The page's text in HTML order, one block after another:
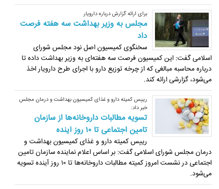
برای ارائه گزارش درباره دارویار
مجلس به وزیر بهداشت سه هفته فرصت
داد
سخنگوی کمیسیون اصل نود مجلس شورای
اسلامی گفت: این کمیسیون فرصت سه هفته‌ای به وزیر بهداشت داده تا
درباره محاسبه مبالغی که از چرخه توزیع دارو با اجرای طرح دارویار اخذ
می‌شود، گزارشی ارائه کند.
رییس کمیته دارو و غذای کمیسیون بهداشت و درمان مجلس
خبر داد:
تسویه مطالبات داروخانه‌ها از سازمان
تامین اجتماعی تا ۱۰ روز آینده
رییس کمیته دارو و غذای کمیسیون بهداشت و
درمان مجلس شورای اسلامی گفت: بر اساس اعلام نماینده سازمان تامین
اجتماعی در نشست امروز کمیته مطالبات داروخانه‌ها تا ۱۰ روز آینده تسویه
می‌شود.